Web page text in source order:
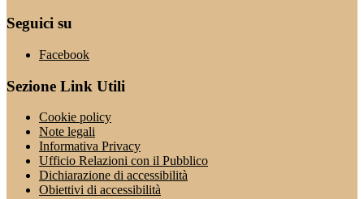
Seguici su
Facebook
Sezione Link Utili
Cookie policy
Note legali
Informativa Privacy
Ufficio Relazioni con il Pubblico
Dichiarazione di accessibilità
Obiettivi di accessibilità